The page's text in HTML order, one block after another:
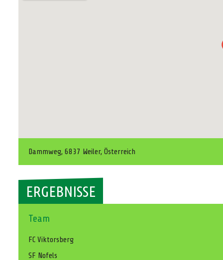
Dammweg, 6837 Weiler, Österreich
ERGEBNISSE
Team
FC Viktorsberg
SF Nofels